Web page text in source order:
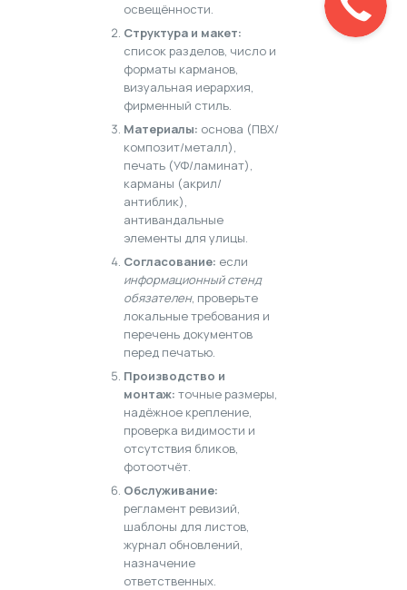
освещённости.
Структура и макет:
список разделов, число и
форматы карманов,
визуальная иерархия,
фирменный стиль.
Материалы: основа (ПВХ/
композит/металл),
печать (УФ/ламинат),
карманы (акрил/
антиблик),
антивандальные
элементы для улицы.
Согласование: если
информационный стенд
обязателен, проверьте
локальные требования и
перечень документов
перед печатью.
Производство и
монтаж: точные размеры,
надёжное крепление,
проверка видимости и
отсутствия бликов,
фотоотчёт.
Обслуживание:
регламент ревизий,
шаблоны для листов,
журнал обновлений,
назначение
ответственных.